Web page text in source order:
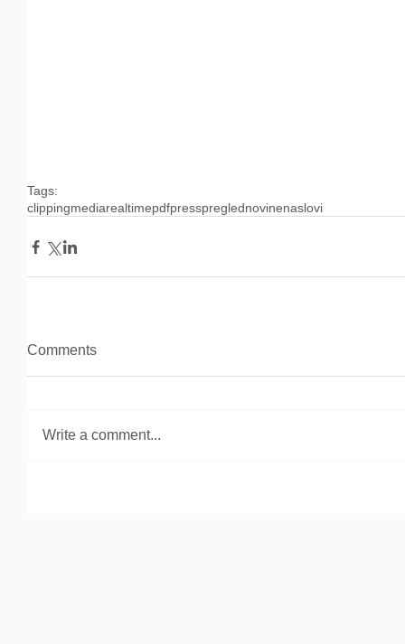
Tags:
clippingmediarealtimepdfpresspreglednovinenaslovi
Comments
Write a comment...